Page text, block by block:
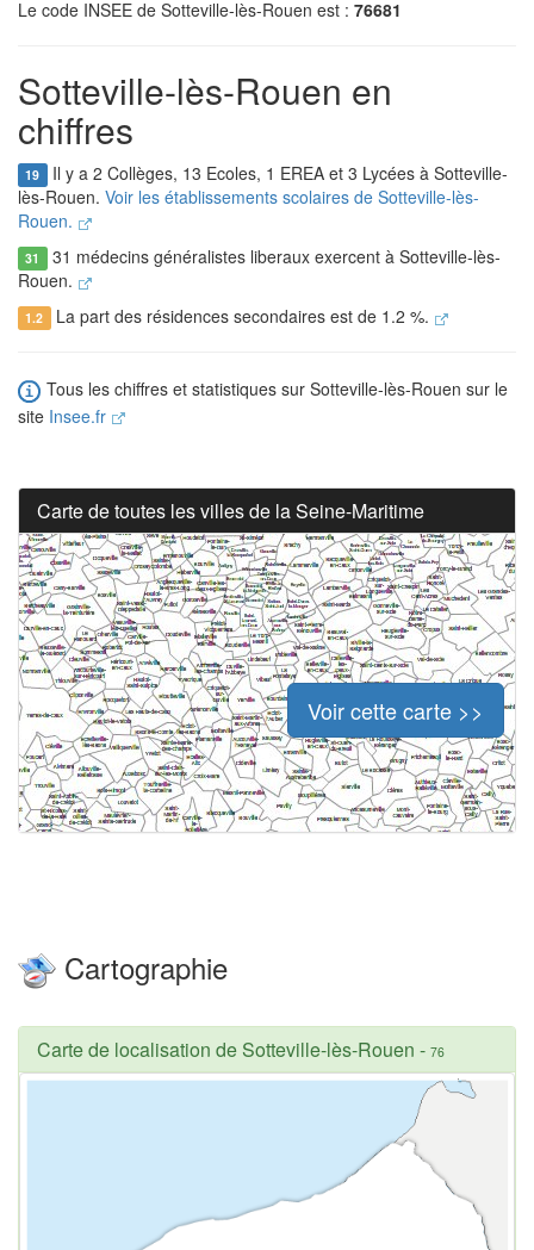
Le code INSEE de Sotteville-lès-Rouen est : 76681
Sotteville-lès-Rouen en
chiffres
19 Il y a 2 Collèges, 13 Ecoles, 1 EREA et 3 Lycées à Sotteville-
lès-Rouen. Voir les établissements scolaires de Sotteville-lès-
Rouen.
31 31 médecins généralistes liberaux exercent à Sotteville-lès-
Rouen.
1.2 La part des résidences secondaires est de 1.2 %.
Tous les chiffres et statistiques sur Sotteville-lès-Rouen sur le
site Insee.fr
Carte de toutes les villes de la Seine-Maritime
Voir cette carte >>
Cartographie
Carte de localisation de Sotteville-lès-Rouen - 76